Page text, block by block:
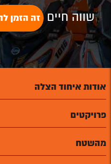
שווה חיים זה הזמן
אודות איחוד הצלה
פרויקטים
מהשטח